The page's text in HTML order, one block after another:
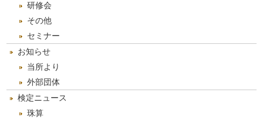
研修会
その他
セミナー
お知らせ
当所より
外部団体
検定ニュース
珠算